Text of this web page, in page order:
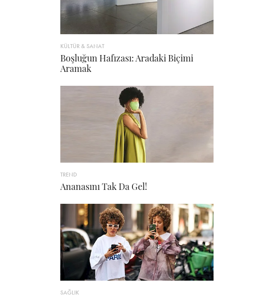
KÜLTÜR & SANAT
Boşluğun Hafızası: Aradaki Biçimi
Aramak
TREND
Ananasını Tak Da Gel!
SAĞLIK